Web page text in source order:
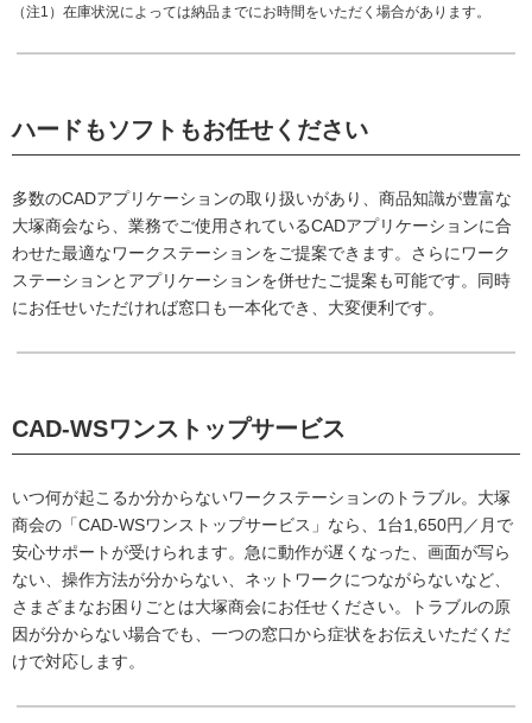
（注1）在庫状況によっては納品までにお時間をいただく場合があります。
ハードもソフトもお任せください
多数のCADアプリケーションの取り扱いがあり、商品知識が豊富な
大塚商会なら、業務でご使用されているCADアプリケーションに合
わせた最適なワークステーションをご提案できます。さらにワーク
ステーションとアプリケーションを併せたご提案も可能です。同時
にお任せいただければ窓口も一本化でき、大変便利です。
CAD-WSワンストップサービス
いつ何が起こるか分からないワークステーションのトラブル。大塚
商会の「CAD-WSワンストップサービス」なら、1台1,650円／月で
安心サポートが受けられます。急に動作が遅くなった、画面が写ら
ない、操作方法が分からない、ネットワークにつながらないなど、
さまざまなお困りごとは大塚商会にお任せください。トラブルの原
因が分からない場合でも、一つの窓口から症状をお伝えいただくだ
けで対応します。